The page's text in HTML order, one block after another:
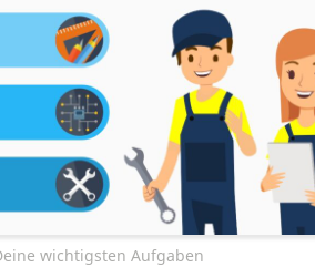
wichtigsten Aufgaben